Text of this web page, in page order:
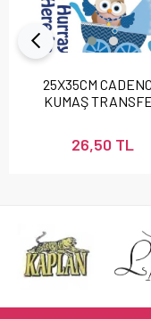
25X35CM
KUMAŞ
26,50 TL